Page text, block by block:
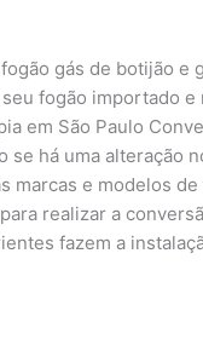
gás de botijão e
fogão importado e
em São Paulo
se há uma alteração
marcas e modelos
realizar a
fazem a